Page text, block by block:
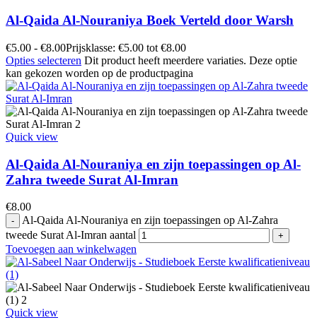
Al-Qaida Al-Nouraniya Boek Verteld door Warsh
€5.00 - €8.00Prijsklasse: €5.00 tot €8.00
Opties selecteren Dit product heeft meerdere variaties. Deze optie
kan gekozen worden op de productpagina
Quick view
Al-Qaida Al-Nouraniya en zijn toepassingen op Al-
Zahra tweede Surat Al-Imran
€8.00
Al-Qaida Al-Nouraniya en zijn toepassingen op Al-Zahra
tweede Surat Al-Imran aantal
Toevoegen aan winkelwagen
Quick view